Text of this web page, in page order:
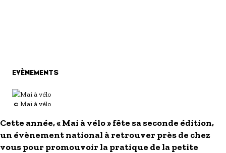
S'inscrire à nos newsletters
EVÈNEMENTS
© Mai à vélo
Cette année, « Mai à vélo » fête sa seconde édition,
un évènement national à retrouver près de chez
vous pour promouvoir la pratique de la petite